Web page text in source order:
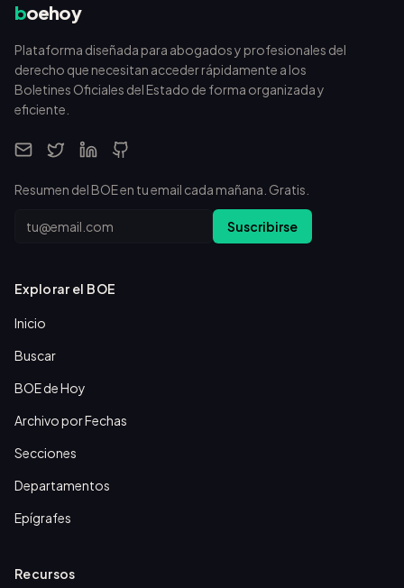
boehoy
Plataforma diseñada para abogados y profesionales del
derecho que necesitan acceder rápidamente a los
Boletines Oficiales del Estado de forma organizada y
eficiente.
Resumen del BOE en tu email cada mañana. Gratis.
Email Suscribirse
Explorar el BOE
Inicio
Buscar
BOE de Hoy
Archivo por Fechas
Secciones
Departamentos
Epígrafes
Recursos